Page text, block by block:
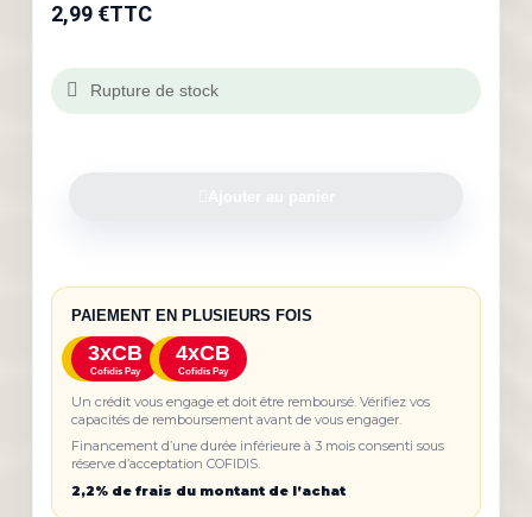
2,99 €TTC
Rupture de stock
PAIEMENT EN PLUSIEURS FOIS
3xCB
Cofidis Pay
4xCB
Cofidis Pay
Un crédit vous engage et doit être remboursé. Vérifiez vos
capacités de remboursement avant de vous engager.
Financement d’une durée inférieure à 3 mois consenti sous
réserve d’acceptation COFIDIS.
2,2% de frais du montant de l’achat